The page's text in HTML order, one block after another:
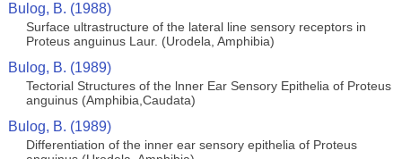
Bulog, B. (1988)
Surface ultrastructure of the lateral line sensory receptors in
Proteus anguinus Laur. (Urodela, Amphibia)
Bulog, B. (1989)
Tectorial Structures of the lnner Ear Sensory Epithelia of Proteus
anguinus (Amphibia,Caudata)
Bulog, B. (1989)
Differentiation of the inner ear sensory epithelia of Proteus